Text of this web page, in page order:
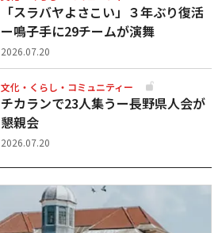
「スラバヤよさこい」３年ぶり復活
ー鳴子手に29チームが演舞
2026.07.20
文化・くらし・コミュニティー
チカランで23人集うー長野県人会が
懇親会
2026.07.20